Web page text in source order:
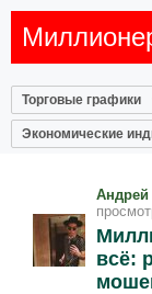
Торговые графики
Экономические
Андрей
всё: